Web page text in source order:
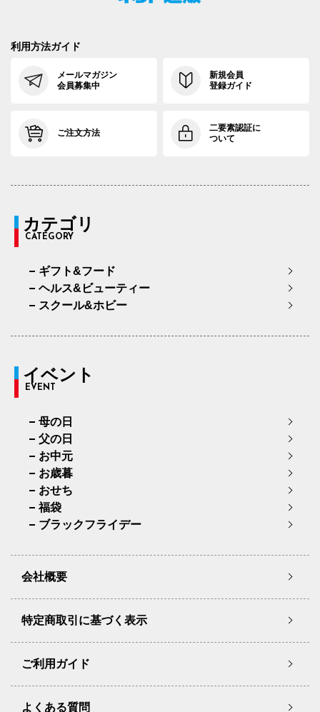
利用方法ガイド
メールマガジン
会員募集中
新規会員
登録ガイド
ご注文方法
二要素認証に
ついて
カテゴリ
CATEGORY
ギフト&フード
ヘルス&ビューティー
スクール&ホビー
イベント
EVENT
母の日
父の日
お中元
お歳暮
おせち
福袋
ブラックフライデー
会社概要
特定商取引に基づく表示
ご利用ガイド
よくある質問